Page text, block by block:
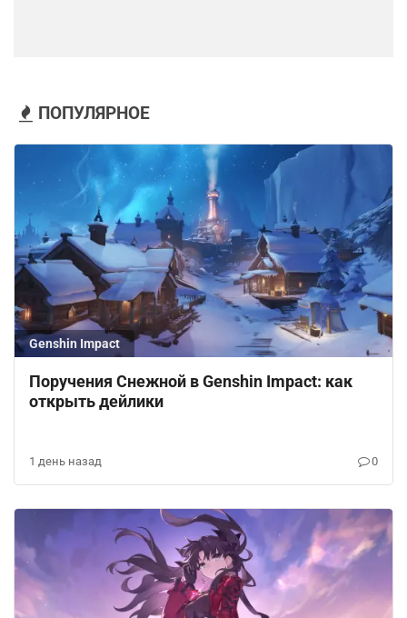
ПОПУЛЯРНОЕ
Genshin Impact
Поручения Снежной в Genshin Impact: как
открыть дейлики
1 день назад 0